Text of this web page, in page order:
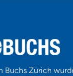
Buchs Zürich